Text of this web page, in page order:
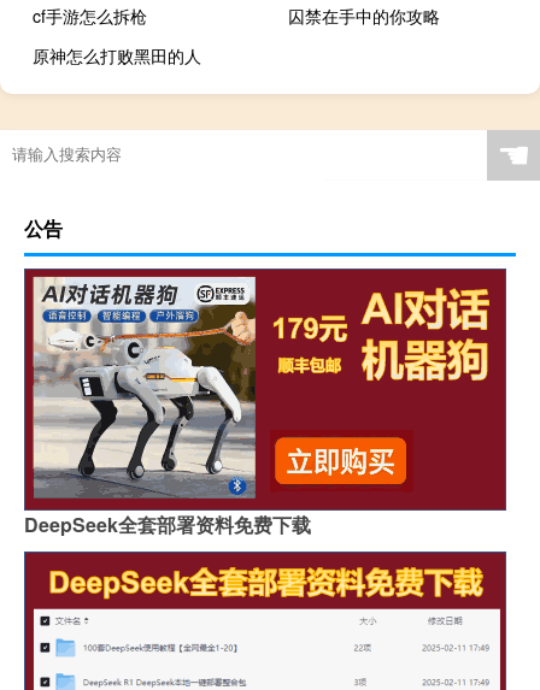
cf手游怎么拆枪
囚禁在手中的你攻略
原神怎么打败黑田的人
☚
公告
DeepSeek全套部署资料免费下载